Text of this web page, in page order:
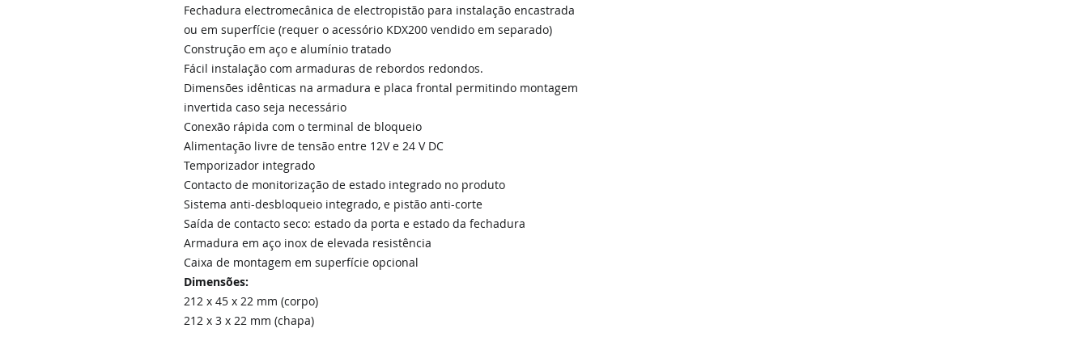
Fechadura electromecânica de electropistão para instalação encastrada
ou em superfície (requer o acessório KDX200 vendido em separado)
Construção em aço e alumínio tratado
Fácil instalação com armaduras de rebordos redondos.
Dimensões idênticas na armadura e placa frontal permitindo montagem
invertida caso seja necessário
Conexão rápida com o terminal de bloqueio
Alimentação livre de tensão entre 12V e 24 V DC
Temporizador integrado
Contacto de monitorização de estado integrado no produto
Sistema anti-desbloqueio integrado, e pistão anti-corte
Saída de contacto seco: estado da porta e estado da fechadura
Armadura em aço inox de elevada resistência
Caixa de montagem em superfície opcional
Dimensões:
212 x 45 x 22 mm (corpo)
212 x 3 x 22 mm (chapa)